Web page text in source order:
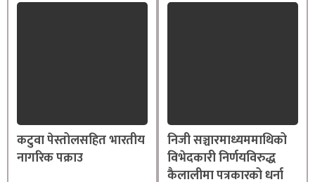
कटुवा पेस्तोलसहित भारतीय
नागरिक पक्राउ
निजी सञ्चारमाध्यममाथिको
विभेदकारी निर्णयविरुद्ध
कैलालीमा पत्रकारको धर्ना